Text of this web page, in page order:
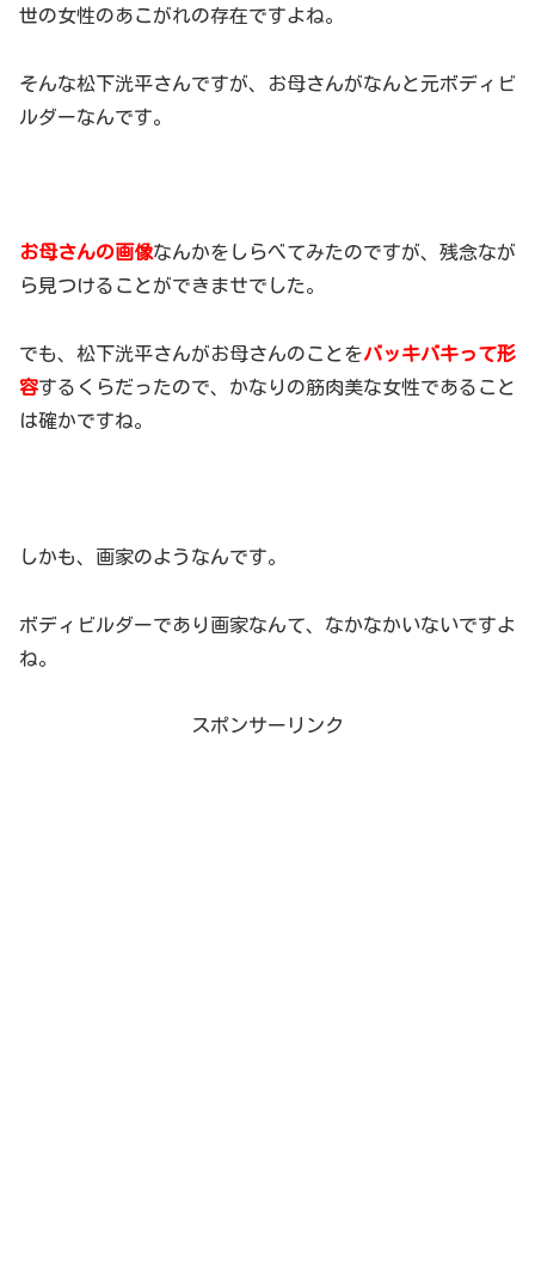
世の女性のあこがれの存在ですよね。
そんな松下洸平さんですが、お母さんがなんと元ボディビ
ルダーなんです。
お母さんの画像なんかをしらべてみたのですが、残念なが
ら見つけることができませでした。
でも、松下洸平さんがお母さんのことをバッキバキって形
容するくらだったので、かなりの筋肉美な女性であること
は確かですね。
しかも、画家のようなんです。
ボディビルダーであり画家なんて、なかなかいないですよ
ね。
スポンサーリンク